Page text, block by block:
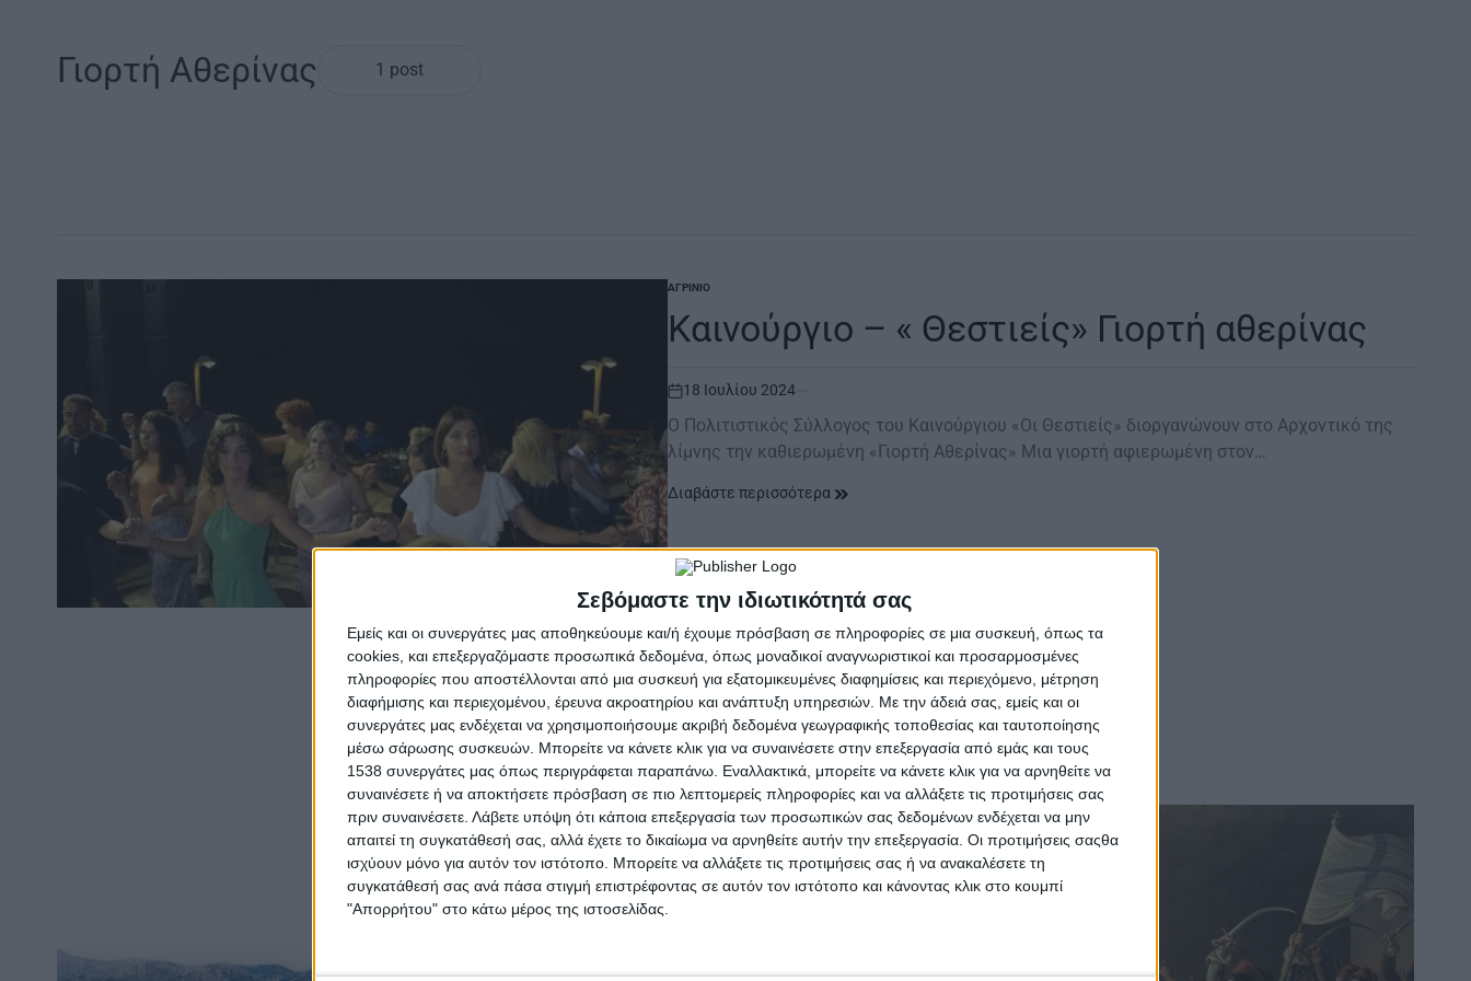
Σεβόμαστε την ιδιωτικότητά σας
Εμείς και οι συνεργάτες μας αποθηκεύουμε και/ή έχουμε πρόσβαση σε πληροφορίες σε μια συσκευή, όπως τα
cookies, και επεξεργαζόμαστε προσωπικά δεδομένα, όπως μοναδικοί αναγνωριστικοί και προσαρμοσμένες
πληροφορίες που αποστέλλονται από μια συσκευή για εξατομικευμένες διαφημίσεις και περιεχόμενο, μέτρηση
διαφήμισης και περιεχομένου, έρευνα ακροατηρίου και ανάπτυξη υπηρεσιών. Με την άδειά σας, εμείς και οι
συνεργάτες μας ενδέχεται να χρησιμοποιήσουμε ακριβή δεδομένα γεωγραφικής τοποθεσίας και ταυτοποίησης
μέσω σάρωσης συσκευών. Μπορείτε να κάνετε κλικ για να συναινέσετε στην επεξεργασία από εμάς και τους
1538 συνεργάτες μας όπως περιγράφεται παραπάνω. Εναλλακτικά, μπορείτε να κάνετε κλικ για να αρνηθείτε να
συναινέσετε ή να αποκτήσετε πρόσβαση σε πιο λεπτομερείς πληροφορίες και να αλλάξετε τις προτιμήσεις σας
πριν συναινέσετε. Λάβετε υπόψη ότι κάποια επεξεργασία των προσωπικών σας δεδομένων ενδέχεται να μην
απαιτεί τη συγκατάθεσή σας, αλλά έχετε το δικαίωμα να αρνηθείτε αυτήν την επεξεργασία. Οι προτιμήσεις σαςθα
ισχύουν μόνο για αυτόν τον ιστότοπο. Μπορείτε να αλλάξετε τις προτιμήσεις σας ή να ανακαλέσετε τη
συγκατάθεσή σας ανά πάσα στιγμή επιστρέφοντας σε αυτόν τον ιστότοπο και κάνοντας κλικ στο κουμπί
"Απορρήτου" στο κάτω μέρος της ιστοσελίδας.
Γιορτή Αθερίνας 1 post
POSTED
ΑΓΡΊΝΙΟ
Καινούργιο – « Θεστιείς» Γιορτή αθερίνας
on
18 Ιουλίου 2024
O Πολιτιστικός Σύλλογος του Καινούργιου «Οι Θεστιείς» διοργανώνουν στο Αρχοντικό της
λίμνης την καθιερωμένη «Γιορτή Αθερίνας» Μια γιορτή αφιερωμένη στον…
Διαβάστε περισσότερα